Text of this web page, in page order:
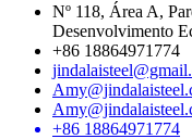
Nº 118, Área A,
Desenvolvimento
+86 18864971774
+86 18864971774